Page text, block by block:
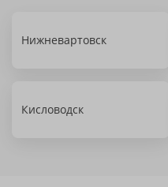
Нижневартовск
Кисловодск